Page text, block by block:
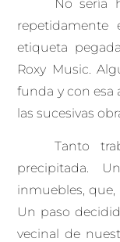
No sería
repetidamente
etiqueta
Roxy Music.
funda y con
las sucesivas
Tanto
precipitada.
inmuebles, que,
Un paso
vecinal de